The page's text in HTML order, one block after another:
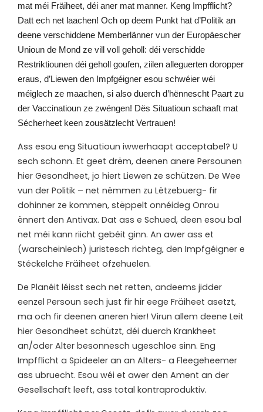
mat méi Fräiheet, déi aner mat manner. Keng Impfflicht?
Datt ech net laachen! Och op deem Punkt hat d’Politik an
deene verschiddene Memberlänner vun der Europäescher
Unioun de Mond ze vill voll geholl: déi verschidde
Restriktiounen déi geholl goufen, ziilen alleguerten doropper
eraus, d’Liewen den Impfgéigner esou schwéier wéi
méiglech ze maachen, si also duerch d’hënnescht Paart zu
der Vaccinatioun ze zwéngen! Dës Situatioun schaaft mat
Sécherheet keen zousätzlecht Vertrauen!
Ass esou eng Situatioun iwwerhaapt acceptabel? U
sech schonn. Et geet drëm, deenen anere Persounen
hier Gesondheet, jo hiert Liewen ze schützen. De Wee
vun der Politik – net nëmmen zu Lëtzebuerg- fir
dohinner ze kommen, stëppelt onnéideg Onrou
ënnert den Antivax. Dat ass e Schued, deen esou bal
net méi kann riicht gebéit ginn. An awer ass et
(warscheinlech) juristesch richteg, den Impfgéigner e
Stéckelche Fräiheet ofzehuelen.
De Planéit léisst sech net retten, andeems jidder
eenzel Persoun sech just fir hir eege Fräiheet asetzt,
ma och fir deenen aneren hier! Virun allem deene Leit
hier Gesondheet schützt, déi duerch Krankheet
an/oder Alter besonnesch ugeschloe sinn. Eng
Impfflicht a Spideeler an an Alters- a Fleegeheemer
ass ubruecht. Esou wéi et awer den Ament an der
Gesellschaft leeft, ass total kontraproduktiv.